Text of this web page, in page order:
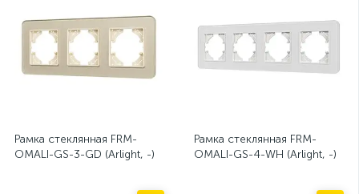
Рамка стеклянная FRM-
OMALI-GS-3-GD (Arlight, -)
Рамка стеклянная FRM-
OMALI-GS-4-WH (Arlight, -)